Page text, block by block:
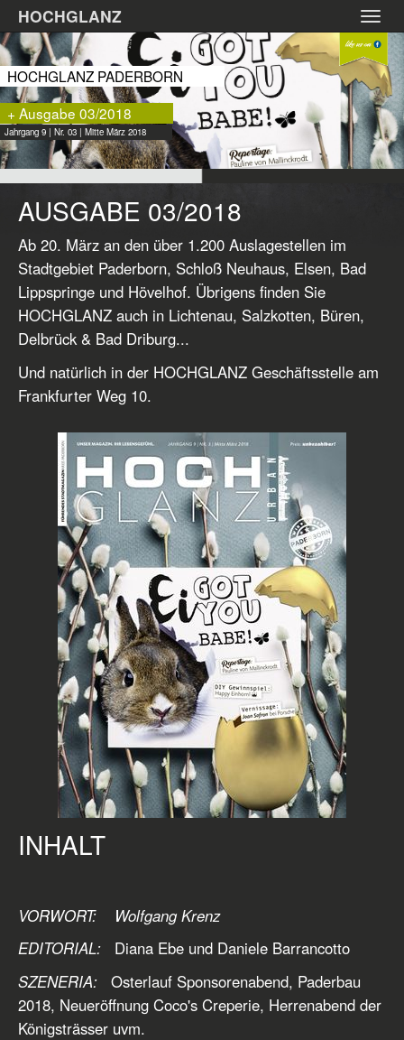
Zum
Hauptinhalt
springen
HOCHGLANZ
HOCHGLANZ PADERBORN
+ Ausgabe 03/2018
Jahrgang 9 | Nr. 03 | Mitte März 2018
AUSGABE 03/2018
Ab 20. März an den über 1.200 Auslagestellen im
Stadtgebiet Paderborn, Schloß Neuhaus, Elsen, Bad
Lippspringe und Hövelhof. Übrigens finden Sie
HOCHGLANZ auch in Lichtenau, Salzkotten, Büren,
Delbrück & Bad Driburg...
Und natürlich in der HOCHGLANZ Geschäftsstelle am
Frankfurter Weg 10.
INHALT
VORWORT: Wolfgang Krenz
EDITORIAL: Diana Ebe und Daniele Barrancotto
SZENERIA: Osterlauf Sponsorenabend, Paderbau
2018, Neueröffnung Coco's Creperie, Herrenabend der
Königsträsser uvm.